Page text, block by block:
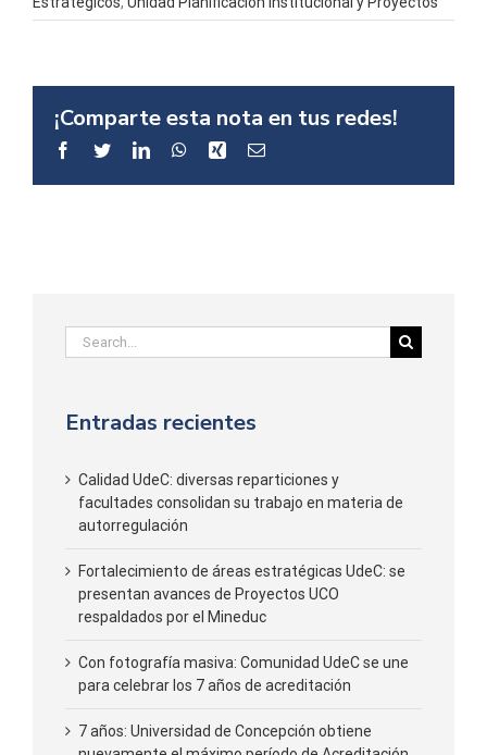
¡Comparte esta nota en tus redes!
Facebook
TwitterLinkedInWhatsApp
Xing Email
Search
for:
Entradas recientes
Calidad UdeC: diversas reparticiones y
facultades consolidan su trabajo en materia de
autorregulación
Fortalecimiento de áreas estratégicas UdeC: se
presentan avances de Proyectos UCO
respaldados por el Mineduc
Con fotografía masiva: Comunidad UdeC se une
para celebrar los 7 años de acreditación
7 años: Universidad de Concepción obtiene